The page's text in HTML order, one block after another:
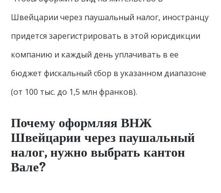
Швейцарии через паушальный налог, иностранцу
придется зарегистрировать в этой юрисдикции
компанию и каждый день уплачивать в ее
бюджет фискальный сбор в указанном диапазоне
(от 100 тыс. до 1,5 млн франков).
Почему оформляя ВНЖ
Швейцарии через паушальный
налог, нужно выбрать кантон
Вале?